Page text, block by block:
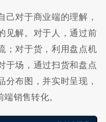
己对于商业端的理解，
见解。对于人，通过前
；对于货，利用盘点机
于场，通过扫货和盘点
分布图，并实时呈现，
销售转化。